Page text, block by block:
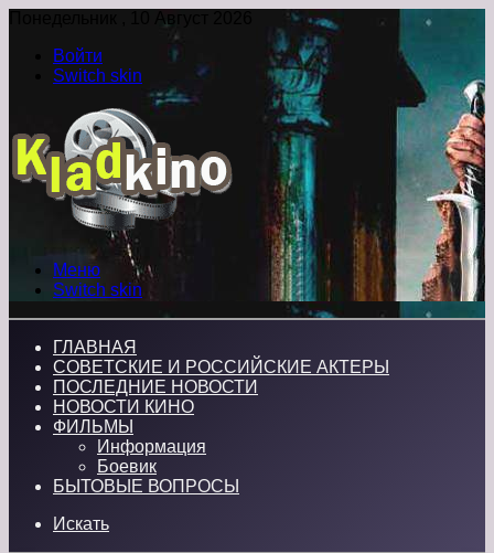
Понедельник , 10 Август 2026
Войти
Switch skin
Меню
Switch skin
ГЛАВНАЯ
СОВЕТСКИЕ И РОССИЙСКИЕ АКТЕРЫ
ПОСЛЕДНИЕ НОВОСТИ
НОВОСТИ КИНО
ФИЛЬМЫ
Информация
Боевик
БЫТОВЫЕ ВОПРОСЫ
Искать